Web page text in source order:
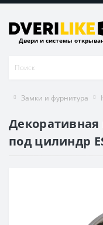
Двери и системы
Замки и фурнитура
Декоративная
под цилиндр